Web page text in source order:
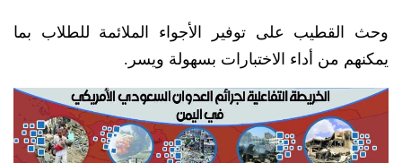
وحث القطيب على توفير الأجواء الملائمة للطلاب بما
يمكنهم من أداء الاختبارات بسهولة ويسر.